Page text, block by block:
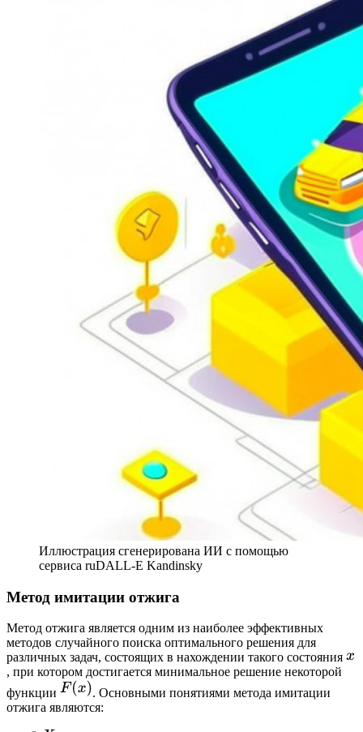
Иллюстрация сгенерирована ИИ c помощью
сервиса ruDALL-E Kandinsky
Метод имитации отжига
Метод отжига является одним из наиболее эффективных
методов случайного поиска оптимального решения для
различных задач, состоящих в нахождении такого состояния
, при котором достигается минимальное решение некоторой
функции
. Основными понятиями метода имитации
отжига являются: